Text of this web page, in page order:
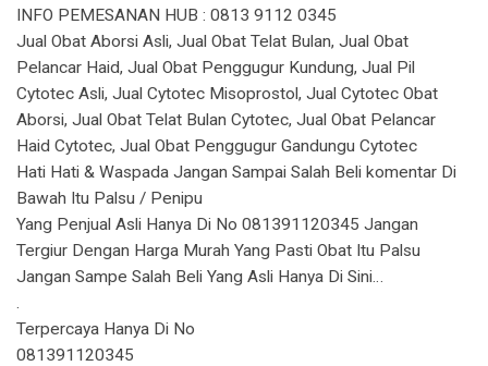
INFO PEMESANAN HUB : 0813 9112 0345
Jual Obat Aborsi Asli, Jual Obat Telat Bulan, Jual Obat
Pelancar Haid, Jual Obat Penggugur Kundung, Jual Pil
Cytotec Asli, Jual Cytotec Misoprostol, Jual Cytotec Obat
Aborsi, Jual Obat Telat Bulan Cytotec, Jual Obat Pelancar
Haid Cytotec, Jual Obat Penggugur Gandungu Cytotec
Hati Hati & Waspada Jangan Sampai Salah Beli komentar Di
Bawah Itu Palsu / Penipu
Yang Penjual Asli Hanya Di No 081391120345 Jangan
Tergiur Dengan Harga Murah Yang Pasti Obat Itu Palsu
Jangan Sampe Salah Beli Yang Asli Hanya Di Sini…
Terpercaya Hanya Di No
081391120345